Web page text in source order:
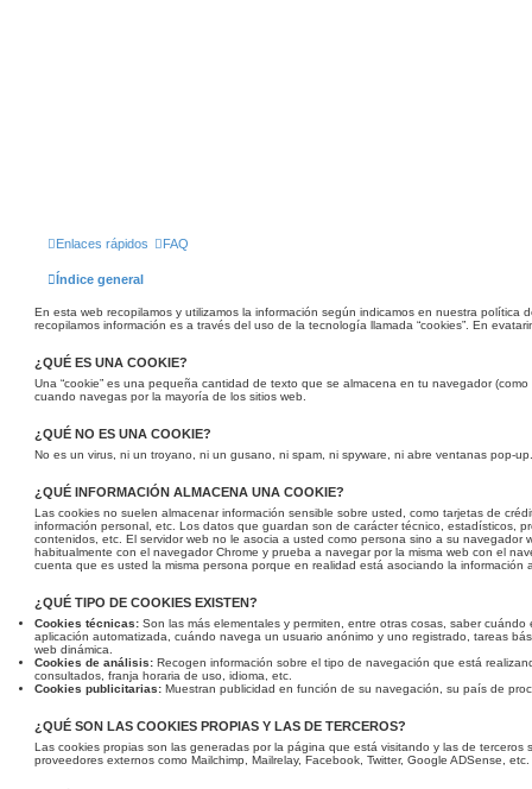
Enlaces rápidos FAQ
Índice general
En esta web recopilamos y utilizamos la información según indicamos en nuestra política
recopilamos información es a través del uso de la tecnología llamada “cookies”. En
¿QUÉ ES UNA COOKIE?
Una “cookie” es una pequeña cantidad de texto que se almacena en tu navegador
cuando navegas por la mayoría de los sitios web.
¿QUÉ NO ES UNA COOKIE?
No es un virus, ni un troyano, ni un gusano, ni spam, ni spyware, ni abre ventanas pop-up.
¿QUÉ INFORMACIÓN ALMACENA UNA COOKIE?
Las cookies no suelen almacenar información sensible sobre usted, como tarjetas de
información personal, etc. Los datos que guardan son de carácter técnico, estadísticos,
contenidos, etc. El servidor web no le asocia a usted como persona sino a su navegador
habitualmente con el navegador Chrome y prueba a navegar por la misma web con el
cuenta que es usted la misma persona porque en realidad está asociando la información
¿QUÉ TIPO DE COOKIES EXISTEN?
Cookies técnicas: Son las más elementales y permiten, entre otras cosas, saber
aplicación automatizada, cuándo navega un usuario anónimo y uno registrado, tareas
web dinámica.
Cookies de análisis: Recogen información sobre el tipo de navegación que está
consultados, franja horaria de uso, idioma, etc.
Cookies publicitarias: Muestran publicidad en función de su navegación, su país de
¿QUÉ SON LAS COOKIES PROPIAS Y LAS DE TERCEROS?
Las cookies propias son las generadas por la página que está visitando y las de terceros
proveedores externos como Mailchimp, Mailrelay, Facebook, Twitter, Google ADSense, etc.